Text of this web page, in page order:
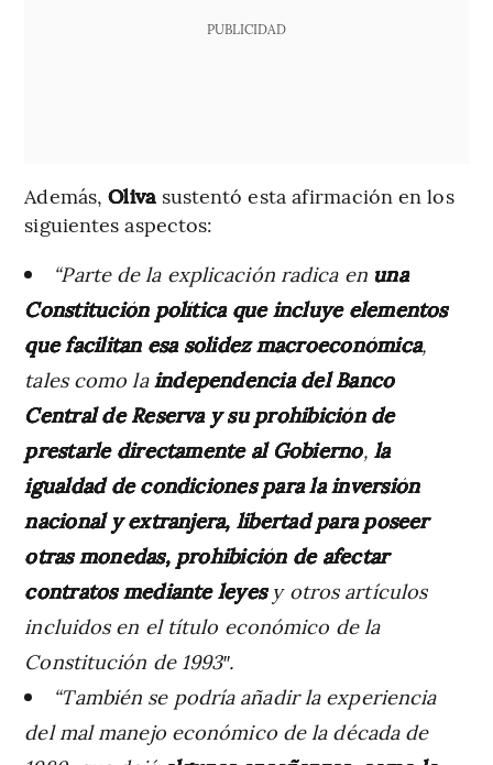
PUBLICIDAD
Además,Olivasustentó esta afirmación en los
siguientes aspectos:
“Parte de la explicación radica enuna
Constitución política que incluye elementos
que facilitan esa solidez macroeconómica,
tales como laindependencia del Banco
Central de Reserva y su prohibición de
prestarle directamente al Gobierno, la
igualdad de condiciones para la inversión
nacional y extranjera, libertad para poseer
otras monedas, prohibición de afectar
contratos mediante leyesy otros artículos
incluidos en el título económico de la
Constitución de 1993″.
“También se podría añadir la experiencia
del mal manejo económico de la década de